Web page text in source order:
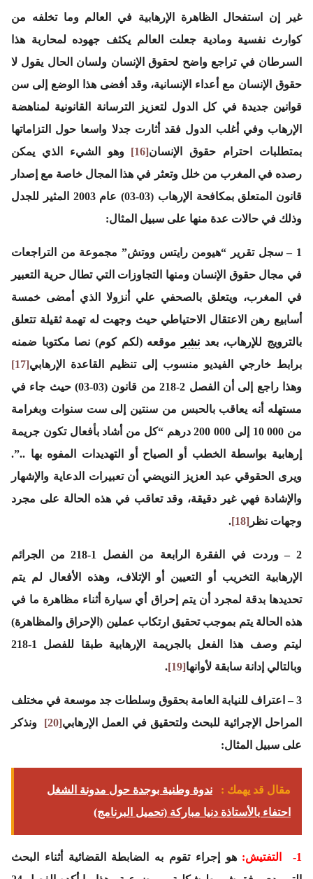
غير إن استفحال الظاهرة الإرهابية في العالم وما تخلفه من
كوارث نفسية ومادية جعلت العالم يكثف جهوده لمحاربة هذا
السرطان في تراجع واضح لحقوق الإنسان ولسان الحال يقول لا
حقوق الإنسان مع أعداء الإنسانية، وقد أفضى هذا الوضع إلى سن
قوانين جديدة في كل الدول لتعزيز الترسانة القانونية لمناهضة
الإرهاب وفي أغلب الدول فقد أثارت جدلا واسعا حول التزاماتها
بمتطلبات احترام حقوق الإنسان[16]
وهو الشيء الذي يمكن
رصده في المغرب من خلل وتعثر في هذا المجال خاصة مع إصدار
قانون المتعلق بمكافحة الإرهاب (03-03) عام 2003 المثير للجدل
وذلك في حالات عدة منها على سبيل المثال:
1 – سجل تقرير “هيومن رايتس ووتش” مجموعة من التراجعات
في مجال حقوق الإنسان ومنها التجاوزات التي تطال حرية التعبير
في المغرب، ويتعلق بالصحفي علي أنزولا الذي أمضى خمسة
أسابيع رهن الاعتقال الاحتياطي حيث وجهت له تهمة ثقيلة تتعلق
بالترويج للإرهاب، بعد نشر
موقعه (لكم كوم) نصا مكتوبا ضمنه
برابط خارجي الفيديو منسوب إلى تنظيم القاعدة الإرهابي[17]
وهذا راجع إلى أن الفصل 2-218 من قانون (03-03) حيث جاء في
مستهله أنه يعاقب بالحبس من سنتين إلى ست سنوات وبغرامة
من 000 10 إلى 000 200 درهم “كل من أشاد بأفعال تكون جريمة
إرهابية بواسطة الخطب أو الصياح أو التهديدات المفوه بها ..”.
ويرى الحقوقي عبد العزيز النويضي أن تعبيرات الدعاية والإشهار
والإشادة فهي غير دقيقة، وقد تعاقب في هذه الحالة على مجرد
وجهات نظر [18]
.
2 – وردت في الفقرة الرابعة من الفصل 1-218 من الجرائم
الإرهابية التخريب أو التعيين أو الإتلاف، وهذه الأفعال لم يتم
تحديدها بدقة لمجرد أن يتم إحراق أي سيارة أثناء مظاهرة ما في
هذه الحالة يتم بموجب تحقيق ارتكاب عملين (الإحراق والمظاهرة)
ليتم وصف هذا الفعل بالجريمة الإرهابية طبقا للفصل 1-218
وبالتالي إدانة سابقة لأوانها[19]
.
3 – اعتراف للنيابة العامة بحقوق وسلطات جد موسعة في مختلف
المراحل الإجرائية للبحث ولتحقيق في العمل الإرهابي[20]
ونذكر
على سبيل المثال:
مقال قد يهمك :
ندوة وطنية بوجدة حول مدونة الشغل
احتفاء بالأستاذة دنيا مباركة (تحميل البرنامج)
1- التفتيش: هو إجراء تقوم به الضابطة القضائية أثناء البحث